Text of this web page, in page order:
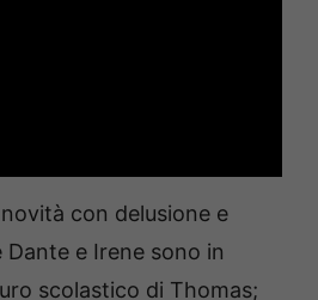
con delusione e
e Irene sono in
scolastico di Thomas;